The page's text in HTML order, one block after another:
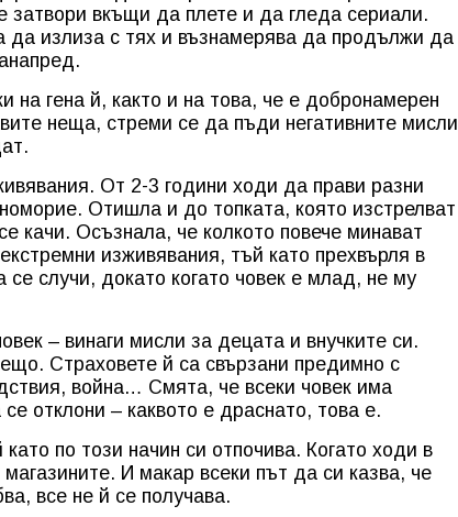
затвори вкъщи да плете и да гледа сериали.
да излиза с тях и възнамерява да продължи да
гена й, както и на това, че е добронамерен
неща, стреми се да пъди негативните мисли
От 2-3 години ходи да прави разни
Отишла и до топката, която изстрелват
качи. Осъзнала, че колкото повече минават
изживявания, тъй като прехвърля в
се случи, докато когато човек е млад, не му
– винаги мисли за децата и внучките си.
Страховете й са свързани предимно с
война… Смята, че всеки човек има
отклони – каквото е драснато, това е.
по този начин си отпочива. Когато ходи в
И макар всеки път да си казва, че
все не й се получава.